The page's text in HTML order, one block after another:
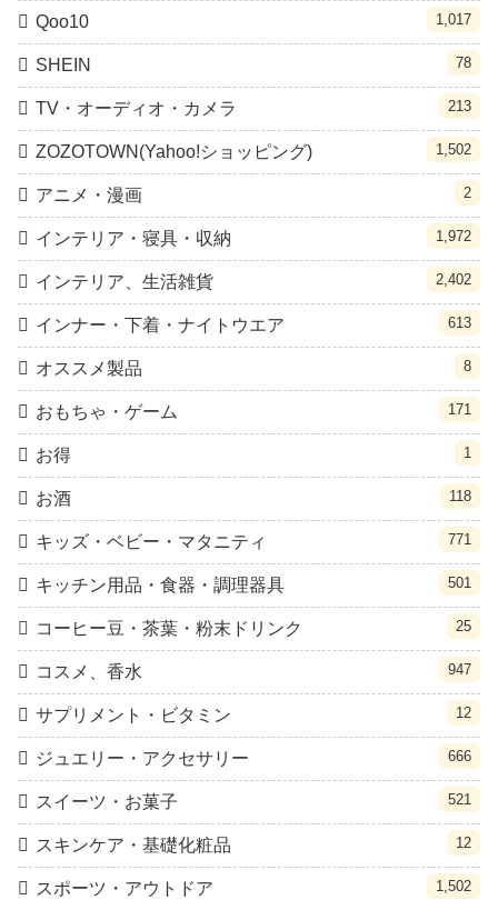
Qoo10 1,017
SHEIN 78
TV・オーディオ・カメラ 213
ZOZOTOWN(Yahoo!ショッピング) 1,502
アニメ・漫画 2
インテリア・寝具・収納 1,972
インテリア、生活雑貨 2,402
インナー・下着・ナイトウエア 613
オススメ製品 8
おもちゃ・ゲーム 171
お得 1
お酒 118
キッズ・ベビー・マタニティ 771
キッチン用品・食器・調理器具 501
コーヒー豆・茶葉・粉末ドリンク 25
コスメ、香水 947
サプリメント・ビタミン 12
ジュエリー・アクセサリー 666
スイーツ・お菓子 521
スキンケア・基礎化粧品 12
スポーツ・アウトドア 1,502